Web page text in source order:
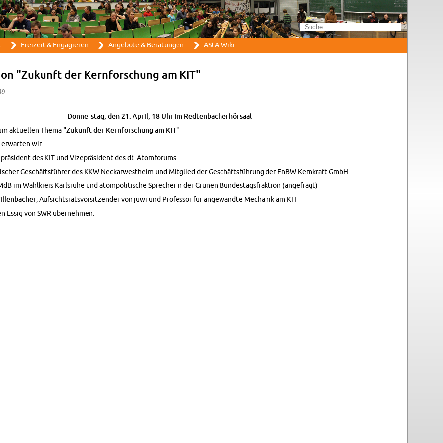
Direkt zum Inhalt
Frei­zeit & En­ga­gie­ren An­ge­bo­te & Be­ra­tun­gen AStA-Wi­ki
"Zu­kunft der Kern­for­schung am KIT"
Don­ners­tag, den 21. April, 18 Uhr im Red­ten­ba­cher­hör­saal
ak­tu­el­len Thema "Zu­kunft der Kern­for­schung am KIT"
er­war­ten wir:
des KIT und Vi­ze­prä­si­dent des dt. Atom­fo­rums
Ge­schäfts­füh­rer des KKW Ne­ckar­west­heim und Mit­glied der Ge­schäfts­füh­rung der EnBW Kern­kraft GmbH
im Wahl­kreis Karls­ru­he und atom­po­li­ti­sche Spre­che­rin der Grü­nen Bun­des­tags­frak­ti­on (an­ge­fragt)
, Auf­sichts­rats­vor­sit­zen­der von juwi und Pro­fes­sor für an­ge­wand­te Me­cha­nik am KIT
Essig von SWR über­neh­men.